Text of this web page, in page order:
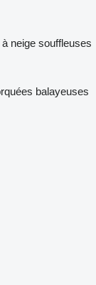
neige souffleuses
balayeuses